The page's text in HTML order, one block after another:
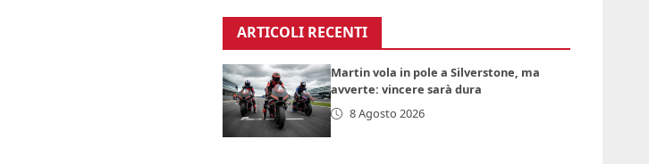
ARTICOLI RECENTI
Martin vola in pole a Silverstone, ma
avverte: vincere sarà dura
8 Agosto 2026